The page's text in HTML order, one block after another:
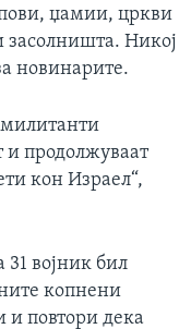
џамии, цркви
засолништа. Никој
новинарите.
продолжуваат
кон Израел“,
војник бил
копнени
и повтори дека